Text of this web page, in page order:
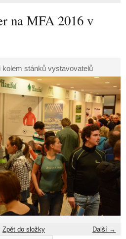
na MFA 2016 v
kolem stánků vystavovatelů
Další →
Zpět do složky